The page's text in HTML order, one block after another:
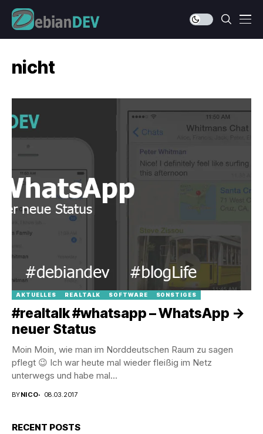
nicht
AKTUELLES REALTALK SOFTWARE SONSTIGES
#realtalk #whatsapp – WhatsApp ->
neuer Status
Moin Moin, wie man im Norddeutschen Raum zu sagen
pflegt 😉 Ich war heute mal wieder fleißig im Netz
unterwegs und habe mal...
BYNICO 08.03.2017
RECENT POSTS